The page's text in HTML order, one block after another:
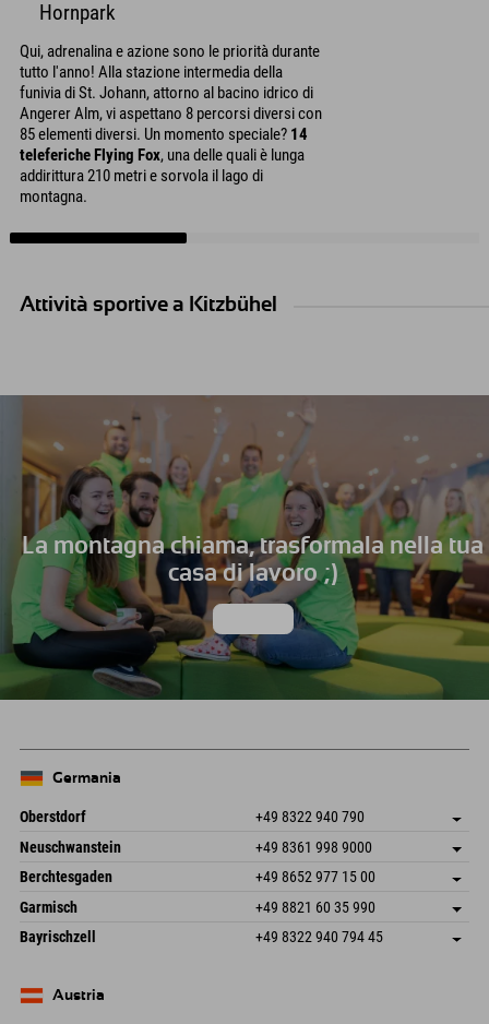
Hornpark
Qui, adrenalina e azione sono le priorità durante
tutto l'anno! Alla stazione intermedia della
funivia di St. Johann, attorno al bacino idrico di
Angerer Alm, vi aspettano 8 percorsi diversi con
85 elementi diversi. Un momento speciale? 14
teleferiche Flying Fox, una delle quali è lunga
addirittura 210 metri e sorvola il lago di
montagna.
Attività sportive a Kitzbühel
La montagna chiama, trasformala nella tua
casa di lavoro ;)
Germania
Oberstdorf +49 8322 940 790
An der Breitach 3
87538 Fischen I. Allgäu
Germania
Salva indirizzo
Informazioni sull'arrivo
Prenotazione
Neuschwanstein +49 8361 998 9000
An der Riese 45
87484 Nesselwang im Allgäu
Germania
Salva indirizzo
Prenotazione
Berchtesgaden +49 8652 977 15 00
Hofreitstr. 7
83471 Schönau am Königssee
Germania
Salva indirizzo
Informazioni sull'arrivo
Prenotazione
Garmisch +49 8821 60 35 990
Frickenstraße 22
82490 Farchant
Salva indirizzo
Bayrischzell +49 8322 940 794 45
Germania
Austria